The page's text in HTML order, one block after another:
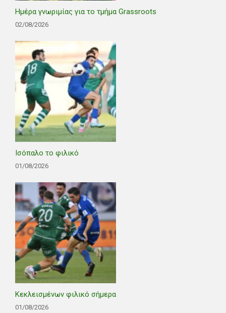
Ημέρα γνωριμίας για το τμήμα Grassroots
02/08/2026
Ισόπαλο το φιλικό
01/08/2026
Κεκλεισμένων φιλικό σήμερα
01/08/2026